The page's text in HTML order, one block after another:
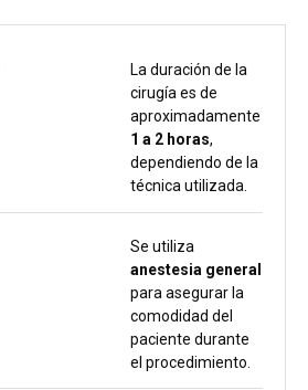
La duración de la
cirugía es de
aproximadamente
1 a 2 horas,
dependiendo de la
técnica utilizada.
Se utiliza
anestesia general
para asegurar la
comodidad del
paciente durante
el procedimiento.